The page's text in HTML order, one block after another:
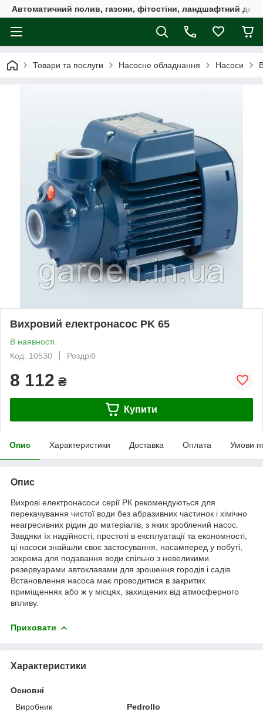
Автоматичний полив, газони, фітостіни, ландшафтний
Товари та послуги Насосне обладнання Насоси
Вихровий електронасос PK 65
В наявності
Код: 10530
Роздріб
8 112 ₴
Купити
Опис Характеристики Доставка Оплата Умови
Опис
Вихрові електронасоси серії РК рекомендуються для
перекачування чистої води без абразивних частинок і хімічно
неагресивних рідин до матеріалів, з яких зроблений насос.
Завдяки їх надійності, простоті в експлуатації та економності,
ці насоси знайшли своє застосування, насамперед у побуті,
зокрема для подавання води спільно з невеликими
резервуарами автоклавами для зрошення городів і садів.
Встановлення насоса має проводитися в закритих
приміщеннях або ж у місцях, захищених від атмосферного
впливу.
Приховати
Характеристики
Основні
Виробник
Pedrollo